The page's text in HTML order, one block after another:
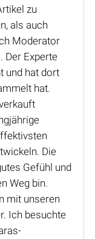
zu
als auch
Moderator
Der Experte
und hat dort
hat.
Die
Gefühl und
Weg bin.
mit unseren
Ich besuchte